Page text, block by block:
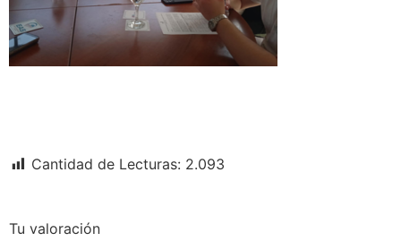
Cantidad de Lecturas: 2.093
Tu valoración